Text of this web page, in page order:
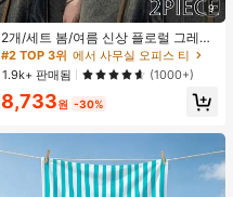
9
2개/세트 봄/여름 신상 플로럴 그레이
+ 블랙 반팔 티셔츠, 여성 슬림핏 솔리
드 컬러 언더셔츠 캐주얼
#2 TOP 3위 에서 사무실 오피스 티
높은 재방문 고객
#2 TOP 3위 에서 사무실 오피스 티
높은 재방문 고객
#2 TOP 3위 에서 사무실 오피스 티
높은 재방문 고객
#2 TOP 3위
높은 재방문 고객
1.9k+ 판매됨 (1000+)
8,733원 -30%